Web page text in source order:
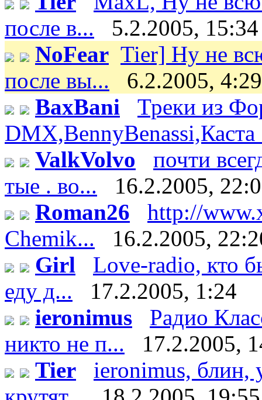
после в...
5.2.2005, 15:34
NoFear Tier] Ну не
после вы...
6.2.2005, 4:29
BaxBani
Треки из
DMX,BennyBenassi,Каста
ValkVolvo
почти
тые . во...
16.2.2005,
Roman26
http://
Chemik...
16.2.2005,
Girl
Love-radio, кто
еду д...
17.2.2005, 1:24
ieronimus
Радио
никто не п...
17.2.2005,
Tier
ieronimus, блин,